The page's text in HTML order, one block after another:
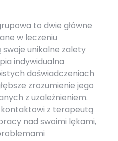
to dwie główne
w leczeniu
unikalne zalety
indywidualna
doświadczeniach
zrozumienie jego
z uzależnieniem.
z terapeutą
nad swoimi lękami,